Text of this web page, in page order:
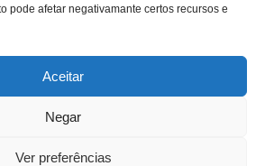
pode afetar negativamante certos recursos e
Aceitar
Negar
Ver preferências